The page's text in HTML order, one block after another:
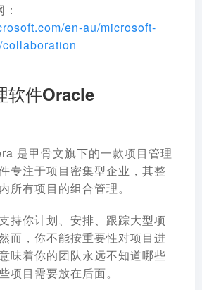
en-au/microsoft-
软件Oracle
是甲骨文旗下的一款项目管理
专注于项目密集型企业，其整
所有项目的组合管理。
持你计划、安排、跟踪大型项
而，你不能按重要性对项目进
味着你的团队永远不知道哪些
项目需要放在后面。